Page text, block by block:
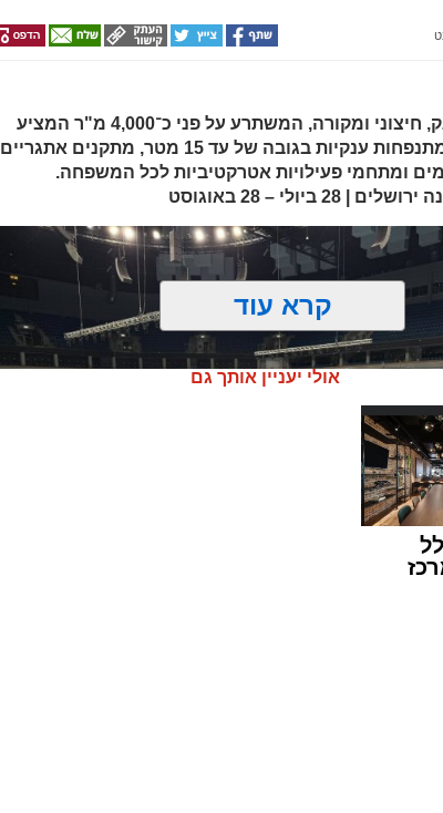
מתחם מים ענק, חיצוני ומקורה, המשתרע על פני כ־4,000 מ"ר המציע
מגלשות מים מתנפחות ענקיות בגובה של עד 15 מטר, מתקנים אתגריים
ומתחמי פעילויות אטרקטיביות לכל המשפחה.
ביולי – 28 באוגוסט
קרא עוד
אולי יעניין אותך גם